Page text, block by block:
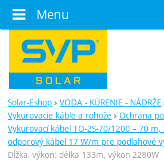
Menu
Solar-Eshop
VODA - KÚRENIE - NÁDRŽE
Vykurovacie káble a rohože
Ochrana
Vykurovací kábel TO-2S-70/1200 – 70 m,
odporový kábel 17 W/m pre podlahové
Dĺžka, výkon: délka 133m, výkon 2280W